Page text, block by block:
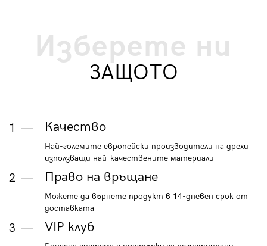
Изберете ни
ЗАЩОТО
1 Качество
Най-големите европейски производители на дрехи
използващи най-качествените материали
2 Право на връщане
Можете да върнете продукт в 14-дневен срок от
доставката
3 VIP клуб